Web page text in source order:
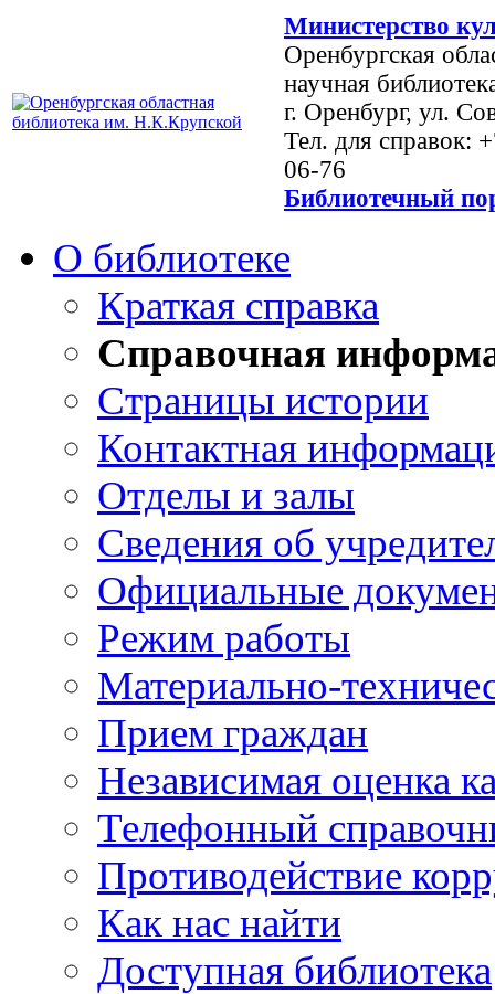
Министерство
Оренбургская
научная
г. Оренбург, ул.
Тел. для справок:
06-76
Библиотечный
О библиотеке
Краткая справка
Справочная
Страницы истории
Контактная
Отделы и залы
Сведения об
Официальные
Режим работы
Материально-
Прием граждан
Независимая оценка
Телефонный
Противодействие
Как нас найти
Доступная библиотека